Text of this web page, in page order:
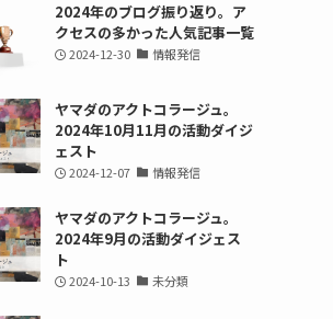
2024年のブログ振り返り。ア
クセスの多かった人気記事一覧
2024-12-30 情報発信
ヤマダのアクトコラージュ。
2024年10月11月の活動ダイジ
ェスト
2024-12-07 情報発信
ヤマダのアクトコラージュ。
2024年9月の活動ダイジェス
ト
2024-10-13 未分類